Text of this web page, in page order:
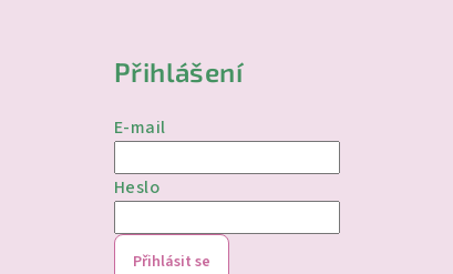
Přihlášení
E-mail
Heslo
Přihlásit se